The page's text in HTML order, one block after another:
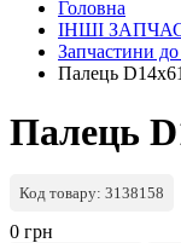
Головна
ІНШІ
Запчастини
Палець
Палець
Код товару: 3138158
0 грн